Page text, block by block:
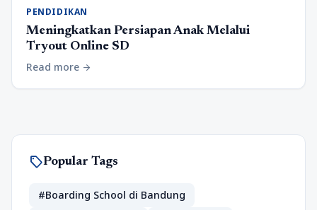
PENDIDIKAN
Meningkatkan Persiapan Anak Melalui
Tryout Online SD
Read more arrow_forward
sellPopular Tags
#Boarding School di Bandung